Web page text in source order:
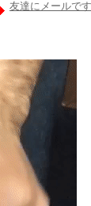
友達にメールで